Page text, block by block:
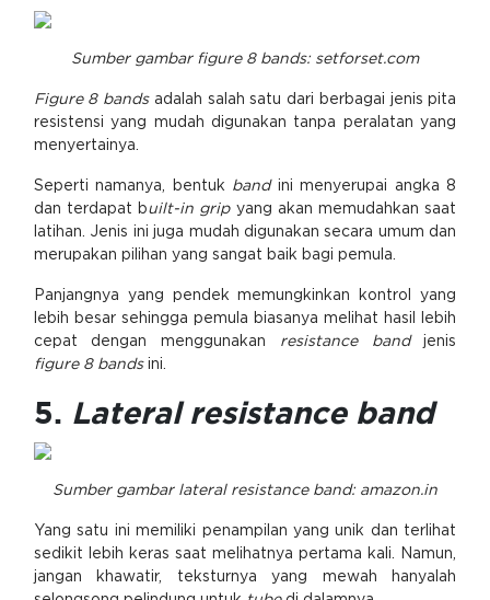
Sumber gambar figure 8 bands: setforset.com
Figure 8 bandsadalah salah satu dari berbagai jenis pita
resistensi yang mudah digunakan tanpa peralatan yang
menyertainya.
Seperti namanya, bentuk bandini menyerupai angka 8
dan terdapat built-in gripyang akan memudahkan saat
latihan. Jenis ini juga mudah digunakan secara umum dan
merupakan pilihan yang sangat baik bagi pemula.
Panjangnya yang pendek memungkinkan kontrol yang
lebih besar sehingga pemula biasanya melihat hasil lebih
cepat dengan menggunakan resistance bandjenis
figure 8 bands ini.
5. Lateral resistance band
Sumber gambar lateral resistance band: amazon.in
Yang satu ini memiliki penampilan yang unik dan terlihat
sedikit lebih keras saat melihatnya pertama kali. Namun,
jangan khawatir, teksturnya yang mewah hanyalah